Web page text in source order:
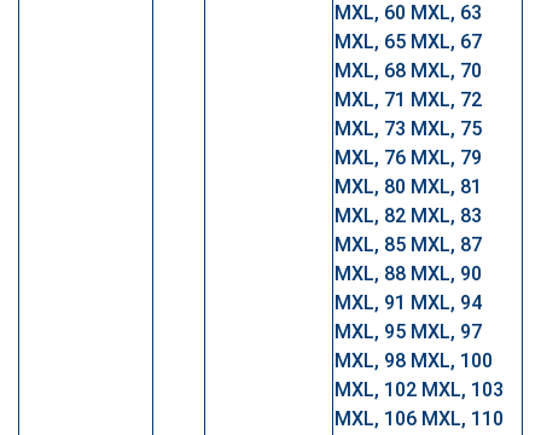
MXL, 60 MXL, 63
MXL, 65 MXL, 67
MXL, 68 MXL, 70
MXL, 71 MXL, 72
MXL, 73 MXL, 75
MXL, 76 MXL, 79
MXL, 80 MXL, 81
MXL, 82 MXL, 83
MXL, 85 MXL, 87
MXL, 88 MXL, 90
MXL, 91 MXL, 94
MXL, 95 MXL, 97
MXL, 98 MXL, 100
MXL, 102 MXL, 103
MXL, 106 MXL, 110